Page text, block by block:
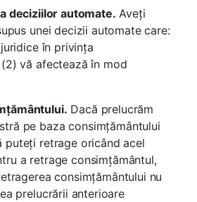
deciziilor automate. Aveți
unei decizii automate care:
în privința
vă afectează în mod
Dacă prelucrăm
pe baza consimțământului
puteți retrage oricând acel
a retrage consimțământul,
consimțământului nu
prelucrării anterioare